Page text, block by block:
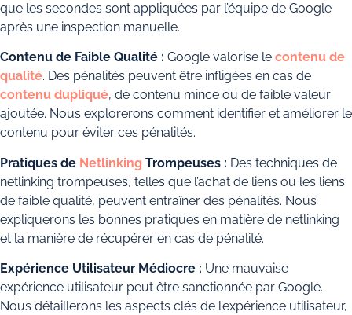
que les secondes sont appliquées par l’équipe de Google
après une inspection manuelle.
Contenu de Faible Qualité : Google valorise le contenu de
qualité. Des pénalités peuvent être infligées en cas de
contenu dupliqué, de contenu mince ou de faible valeur
ajoutée. Nous explorerons comment identifier et améliorer le
contenu pour éviter ces pénalités.
Pratiques de Netlinking Trompeuses : Des techniques de
netlinking trompeuses, telles que l’achat de liens ou les liens
de faible qualité, peuvent entraîner des pénalités. Nous
expliquerons les bonnes pratiques en matière de netlinking
et la manière de récupérer en cas de pénalité.
Expérience Utilisateur Médiocre : Une mauvaise
expérience utilisateur peut être sanctionnée par Google.
Nous détaillerons les aspects clés de l’expérience utilisateur,